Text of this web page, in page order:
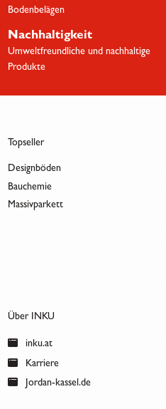
Bodenbelägen
Nachhaltigkeit
Umweltfreundliche und nachhaltige
Produkte
Topseller
Designböden
Bauchemie
Massivparkett
Über INKU
inku.at
Karriere
Jordan-kassel.de